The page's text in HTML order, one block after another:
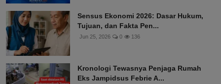
Sensus Ekonomi 2026: Dasar Hukum,
Tujuan, dan Fakta Pen...
Jun 25, 2026 0 136
Kronologi Tewasnya Penjaga Rumah
Eks Jampidsus Febrie A...